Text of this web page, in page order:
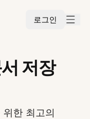
로그인
저장
한 최고의